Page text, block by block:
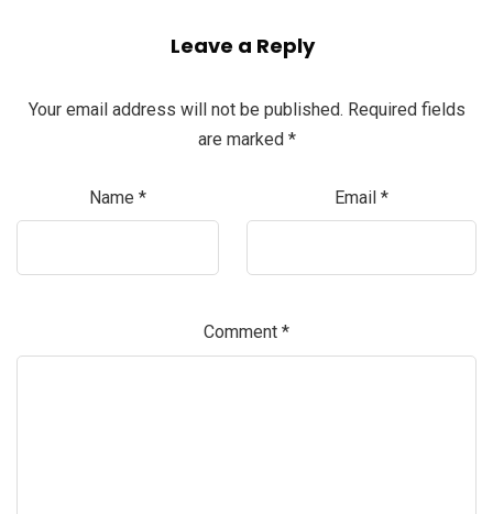
Leave a Reply
Your email address will not be published. Required fields
are marked *
Name * Email *
Comment *